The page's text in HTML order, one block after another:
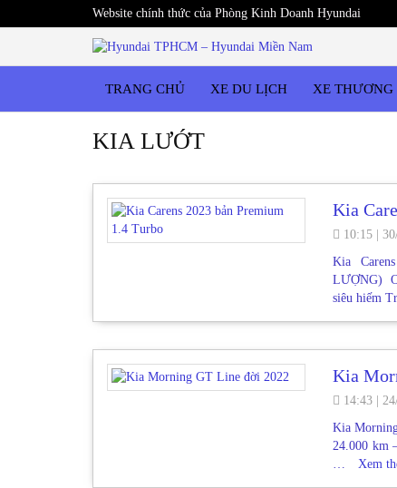
Website chính thức của Phòng Kinh Doanh Hyundai
TRANG CHỦ XE DU LỊCH XE
KIA LƯỚT
Kia
10:15 |
Kia
LƯỢNG)
siêu hiếm
Kia
14:43
Kia
24.000 km
Xem